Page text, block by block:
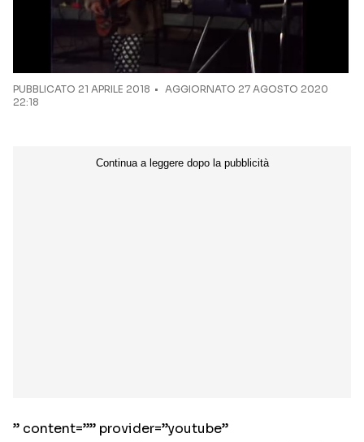
PUBBLICATO 21 APRILE 2018
AGGIORNATO 27 AGOSTO 2020
22:18
” content=”” provider=”youtube”